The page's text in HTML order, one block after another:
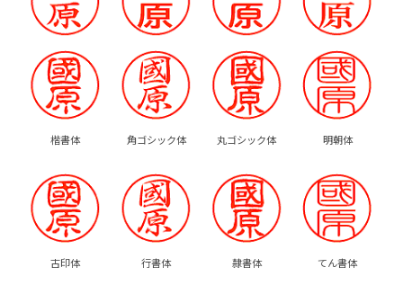
楷書体 角ゴシック体 丸ゴシック体 明朝体
古印体 行書体 隷書体 てん書体